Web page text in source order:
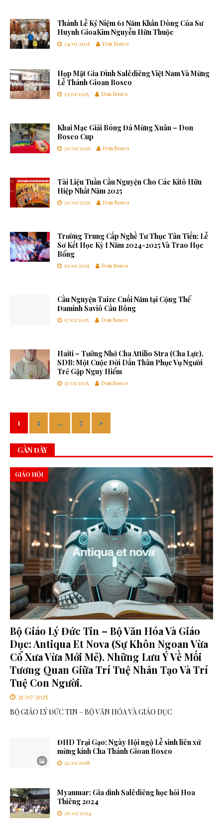
Thánh Lễ Kỷ Niệm 61 Năm Khấn Dòng Của Sư
Huynh GioaKim Nguyễn Hữu Thuộc
24/01/2025 Don Bosco
Họp Mặt Gia Đình Salêdiêng Việt Nam Và Mừng
Lễ Thánh Gioan Bosco
23/01/2025 Don Bosco
Khai Mạc Giải Bóng Đá Mừng Xuân – Don
Bosco Cup
20/01/2025 Don Bosco
Tài Liệu Tuần Cầu Nguyện Cho Các Kitô Hữu
Hiệp Nhất Năm 2025
20/01/2025 Don Bosco
Trường Trung Cấp Nghề Tư Thục Tân Tiến: Lễ
Sơ Kết Học Kỳ I Năm 2024-2025 Và Trao Học
Bổng
19/01/2025 Don Bosco
Cầu Nguyện Taize Cuối Năm tại Cộng Thể
Đaminh Saviô Cầu Bông
17/01/2025 Don Bosco
Haiti – Tưởng Nhớ Cha Attilio Stra (Cha Lực),
SDB: Một Cuộc Đời Dấn Thân Phục Vụ Người
Trẻ Gặp Nguy Hiểm
17/01/2025 Don Bosco
1 2 … 5 »
GẦN ĐÂY
Bộ Giáo Lý Đức Tin – Bộ Văn Hóa Và Giáo
Dục: Antiqua Et Nova (Sự Khôn Ngoan Vừa
Cổ Xưa Vừa Mới Mẻ). Những Lưu Ý Về Mối
Tương Quan Giữa Trí Tuệ Nhân Tạo Và Trí
Tuệ Con Người.
GIÁO HỘI
21/07/2025
BỘ GIÁO LÝ ĐỨC TIN – BỘ VĂN HÓA VÀ GIÁO DỤC
ĐHD Trại Gạo: Ngày Hội ngộ Lễ sinh liên xứ
mừng kính Cha Thánh Gioan Bosco
22/01/2018
Myanmar: Gia đình Salêdiêng học hỏi Hoa
Thiêng 2024
26/02/2024